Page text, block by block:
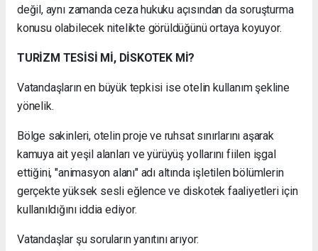
değil, aynı zamanda ceza hukuku açısından da soruşturma
konusu olabilecek nitelikte görüldüğünü ortaya koyuyor.
TURİZM TESİSİ Mİ, DİSKOTEK Mİ?
Vatandaşların en büyük tepkisi ise otelin kullanım şekline
yönelik.
Bölge sakinleri, otelin proje ve ruhsat sınırlarını aşarak
kamuya ait yeşil alanları ve yürüyüş yollarını fiilen işgal
ettiğini, "animasyon alanı" adı altında işletilen bölümlerin
gerçekte yüksek sesli eğlence ve diskotek faaliyetleri için
kullanıldığını iddia ediyor.
Vatandaşlar şu soruların yanıtını arıyor: